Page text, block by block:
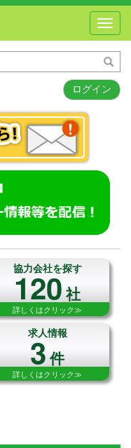
ログイン
協力会社を探す
120社
詳しくはクリック≫
求人情報
3件
詳しくはクリック≫